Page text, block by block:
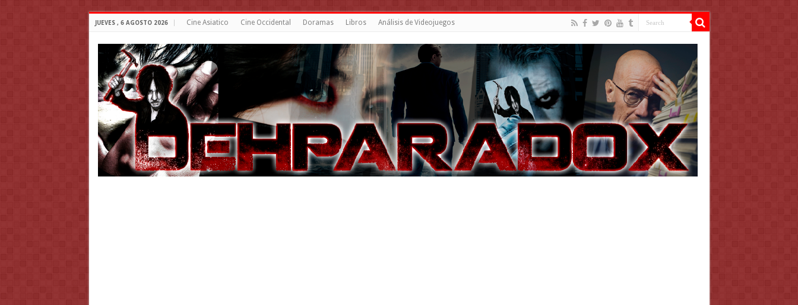
JUEVES , 6 AGOSTO 2026 Cine Asiatico Cine Occidental Doramas Libros Análisis de Videojuegos